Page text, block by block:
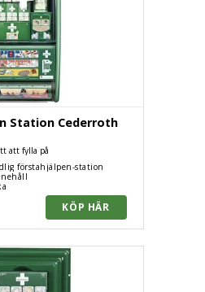
Station Cederroth
att fylla på
förstahjälpen-station